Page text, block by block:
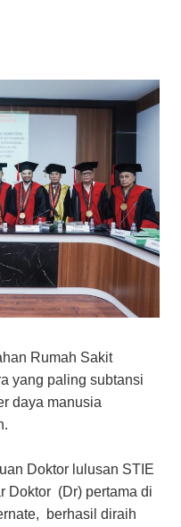
Rumah Sakit
yang paling subtansi
daya manusia
Doktor lulusan STIE
Doktor (Dr) pertama di
berhasil diraih